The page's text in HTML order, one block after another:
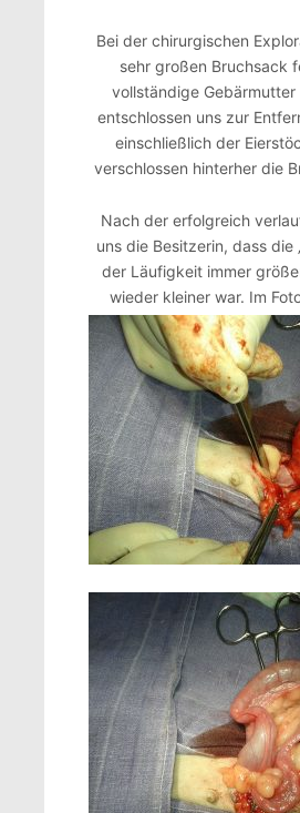
Bei der chirurgischen
sehr großen Bruchsack
vollständige
entschlossen uns zur
einschließlich der
verschlossen hinterher die
Nach der erfolgreich
uns die Besitzerin, dass die
der Läufigkeit immer
wieder kleiner war. Im